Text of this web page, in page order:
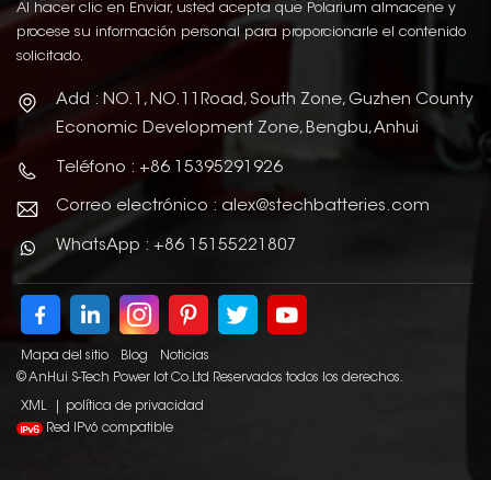
Al hacer clic en Enviar, usted acepta que Polarium almacene y
procese su información personal para proporcionarle el contenido
solicitado.
Add : NO.1, NO.11Road, South Zone, Guzhen County
Economic Development Zone, Bengbu, Anhui
Teléfono : +86 15395291926
Correo electrónico : alex@stechbatteries.com
WhatsApp : +86 15155221807
Mapa del sitio Blog
Noticias
© AnHui S-Tech Power Iot Co.Ltd Reservados todos los derechos.
XML
política de privacidad
Red IPv6 compatible